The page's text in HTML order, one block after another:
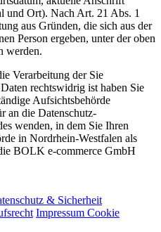
und Ort). Nach Art. 21 Abs. 1
aus Gründen, die sich aus der
Person ergeben, unter der oben
werden.
Verarbeitung der Sie
rechtswidrig ist haben Sie
Aufsichtsbehörde
an die Datenschutz-
wenden, in dem Sie Ihren
in Nordrhein-Westfalen als
BOLK e-commerce GmbH
& Sicherheit
Impressum Cookie